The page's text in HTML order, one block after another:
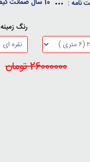
نامه :
10 سال ضمانت کیفی / 30 روز بازگشت
رنگ زمینه
26000000 تومان